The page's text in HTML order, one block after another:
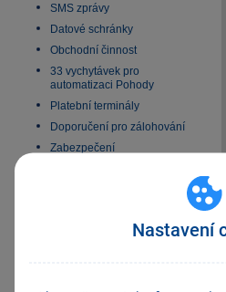
Nastavení
SMS zprávy
Datové schránky
Obchodní činnost
33 vychytávek pro
automatizaci Pohody
Platební terminály
Doporučení pro zálohování
Zabezpečení
Obecný internetový obchod